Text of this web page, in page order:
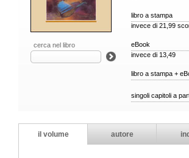
cerca nel libro
libro a stampa
invece di 21,99
eBook
invece di 13,49
libro a stampa +
singoli capitoli a
il volume autore